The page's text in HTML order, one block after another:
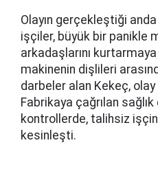
Olayın gerçekleştiği
işçiler, büyük bir panikle
arkadaşlarını
makinenin dişlileri
darbeler alan Kekeç, olay
Fabrikaya çağrılan sağlık
kontrollerde, talihsiz
kesinleşti.